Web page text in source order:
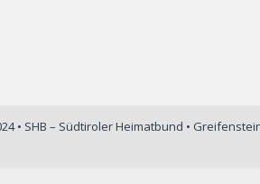
• SHB – Südtiroler Heimatbund •